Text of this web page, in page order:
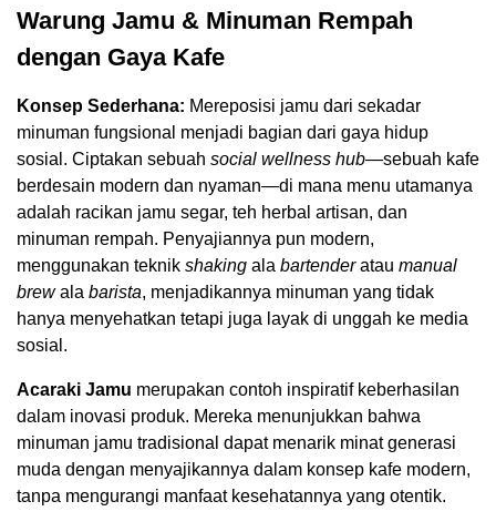
Warung Jamu & Minuman Rempah
dengan Gaya Kafe
Konsep Sederhana: Mereposisi jamu dari sekadar
minuman fungsional menjadi bagian dari gaya hidup
sosial. Ciptakan sebuah social wellness hub—sebuah kafe
berdesain modern dan nyaman—di mana menu utamanya
adalah racikan jamu segar, teh herbal artisan, dan
minuman rempah. Penyajiannya pun modern,
menggunakan teknik shaking ala bartenderatau manual
brewala barista, menjadikannya minuman yang tidak
hanya menyehatkan tetapi juga layak di unggah ke media
sosial.
Acaraki Jamu merupakan contoh inspiratif keberhasilan
dalam inovasi produk. Mereka menunjukkan bahwa
minuman jamu tradisional dapat menarik minat generasi
muda dengan menyajikannya dalam konsep kafe modern,
tanpa mengurangi manfaat kesehatannya yang otentik.